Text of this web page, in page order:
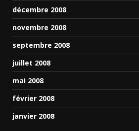
décembre 2008
novembre 2008
septembre 2008
juillet 2008
mai 2008
février 2008
janvier 2008